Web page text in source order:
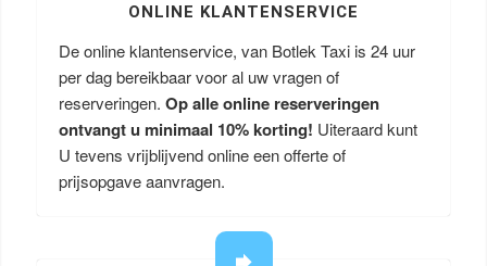
ONLINE KLANTENSERVICE
De online klantenservice, van Botlek Taxi is 24 uur
per dag bereikbaar voor al uw vragen of
reserveringen. Op alle online reserveringen
ontvangt u minimaal 10% korting! Uiteraard kunt
U tevens vrijblijvend online een offerte of
prijsopgave aanvragen.